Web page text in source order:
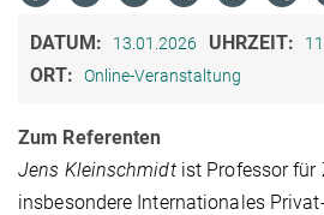
DATUM: 13.01.2026 UHRZEIT:
ORT: Online-Veranstaltung
Zum Referenten
Jens Kleinschmidtist Professor für
insbesondere Internationales